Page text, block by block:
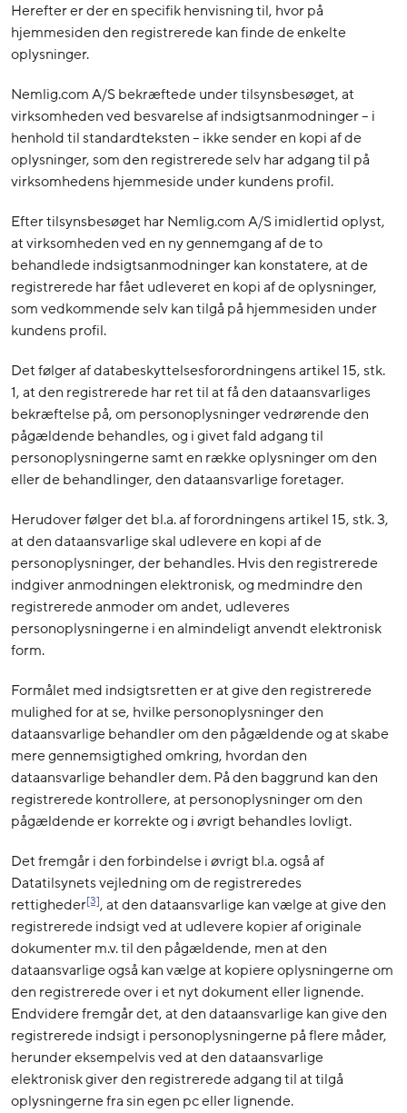
Herefter er der en specifik henvisning til, hvor på
hjemmesiden den registrerede kan finde de enkelte
oplysninger.
Nemlig.com A/S bekræftede under tilsynsbesøget, at
virksomheden ved besvarelse af indsigtsanmodninger – i
henhold til standardteksten – ikke sender en kopi af de
oplysninger, som den registrerede selv har adgang til på
virksomhedens hjemmeside under kundens profil.
Efter tilsynsbesøget har Nemlig.com A/S imidlertid oplyst,
at virksomheden ved en ny gennemgang af de to
behandlede indsigtsanmodninger kan konstatere, at de
registrerede har fået udleveret en kopi af de oplysninger,
som vedkommende selv kan tilgå på hjemmesiden under
kundens profil.
Det følger af databeskyttelsesforordningens artikel 15, stk.
1, at den registrerede har ret til at få den dataansvarliges
bekræftelse på, om personoplysninger vedrørende den
pågældende behandles, og i givet fald adgang til
personoplysningerne samt en række oplysninger om den
eller de behandlinger, den dataansvarlige foretager.
Herudover følger det bl.a. af forordningens artikel 15, stk. 3,
at den dataansvarlige skal udlevere en kopi af de
personoplysninger, der behandles. Hvis den registrerede
indgiver anmodningen elektronisk, og medmindre den
registrerede anmoder om andet, udleveres
personoplysningerne i en almindeligt anvendt elektronisk
form.
Formålet med indsigtsretten er at give den registrerede
mulighed for at se, hvilke personoplysninger den
dataansvarlige behandler om den pågældende og at skabe
mere gennemsigtighed omkring, hvordan den
dataansvarlige behandler dem. På den baggrund kan den
registrerede kontrollere, at personoplysninger om den
pågældende er korrekte og i øvrigt behandles lovligt.
Det fremgår i den forbindelse i øvrigt bl.a. også af
Datatilsynets vejledning om de registreredes
rettigheder[3], at den dataansvarlige kan vælge at give den
registrerede indsigt ved at udlevere kopier af originale
dokumenter m.v. til den pågældende, men at den
dataansvarlige også kan vælge at kopiere oplysningerne om
den registrerede over i et nyt dokument eller lignende.
Endvidere fremgår det, at den dataansvarlige kan give den
registrerede indsigt i personoplysningerne på flere måder,
herunder eksempelvis ved at den dataansvarlige
elektronisk giver den registrerede adgang til at tilgå
oplysningerne fra sin egen pc eller lignende.